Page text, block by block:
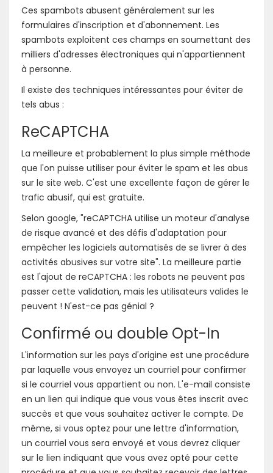
Ces spambots abusent généralement sur les
formulaires d'inscription et d'abonnement. Les
spambots exploitent ces champs en soumettant des
milliers d'adresses électroniques qui n'appartiennent
à personne.
Il existe des techniques intéressantes pour éviter de
tels abus :
ReCAPTCHA
La meilleure et probablement la plus simple méthode
que l'on puisse utiliser pour éviter le spam et les abus
sur le site web. C'est une excellente façon de gérer le
trafic abusif, qui est gratuite.
Selon google, "reCAPTCHA utilise un moteur d'analyse
de risque avancé et des défis d'adaptation pour
empêcher les logiciels automatisés de se livrer à des
activités abusives sur votre site". La meilleure partie
est l'ajout de reCAPTCHA : les robots ne peuvent pas
passer cette validation, mais les utilisateurs valides le
peuvent ! N'est-ce pas génial ?
Confirmé ou double Opt-In
L'information sur les pays d'origine est une procédure
par laquelle vous envoyez un courriel pour confirmer
si le courriel vous appartient ou non. L'e-mail consiste
en un lien qui indique que vous vous êtes inscrit avec
succès et que vous souhaitez activer le compte. De
même, si vous optez pour une lettre d'information,
un courriel vous sera envoyé et vous devrez cliquer
sur le lien indiquant que vous avez opté pour cette